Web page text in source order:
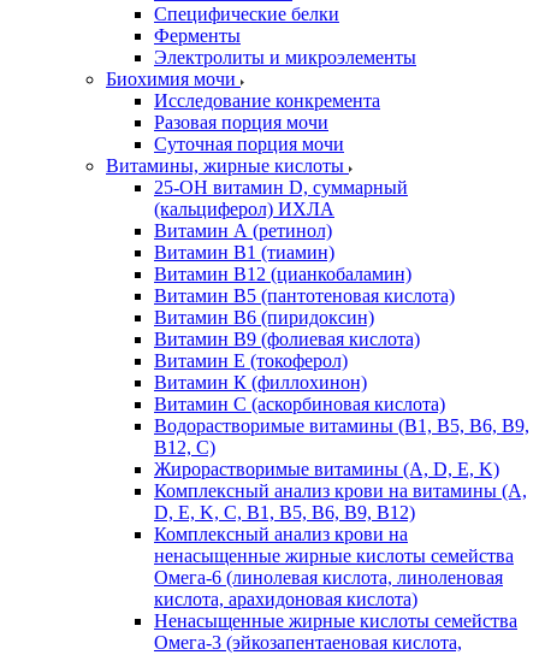
Специфические белки
Ферменты
Электролиты и микроэлементы
Биохимия мочи
Исследование конкремента
Разовая порция мочи
Суточная порция мочи
Витамины, жирные кислоты
25-OH витамин D, суммарный
(кальциферол) ИХЛА
Витамин А (ретинол)
Витамин В1 (тиамин)
Витамин В12 (цианкобаламин)
Витамин В5 (пантотеновая кислота)
Витамин В6 (пиридоксин)
Витамин В9 (фолиевая кислота)
Витамин Е (токоферол)
Витамин К (филлохинон)
Витамин С (аскорбиновая кислота)
Водорастворимые витамины (B1, B5, B6, В9,
В12, С)
Жирорастворимые витамины (A, D, E, K)
Комплексный анализ крови на витамины (A,
D, E, K, C, B1, B5, B6, В9, B12)
Комплексный анализ крови на
ненасыщенные жирные кислоты семейства
Омега-6 (линолевая кислота, линоленовая
кислота, арахидоновая кислота)
Ненасыщенные жирные кислоты семейства
Омега-3 (эйкозапентаеновая кислота,